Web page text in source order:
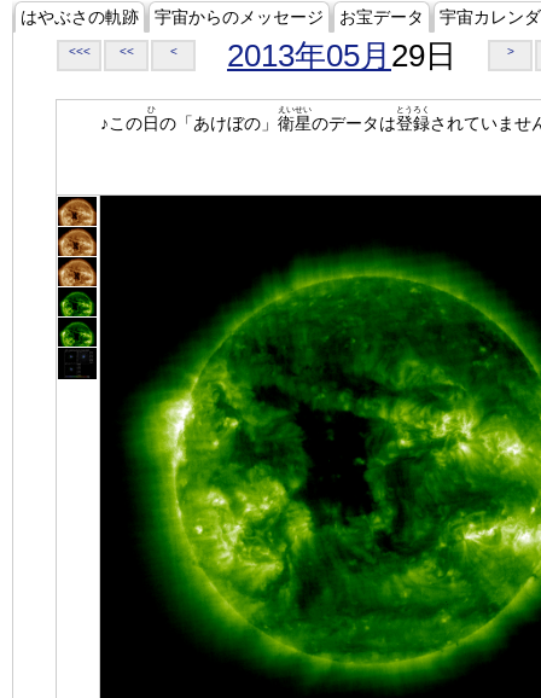
はやぶさの軌跡 宇宙からのメッセージ お宝データ 宇宙カレン
<<< << < 2013年05月 29日 >
♪この日
ひ
の「あけぼの」 衛星
えいせい
のデータは登録
とうろく
されていませ